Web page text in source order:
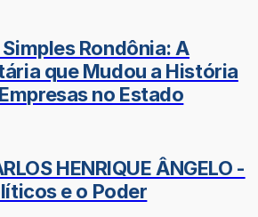
Rondônia: A
que Mudou a História
no Estado
HENRIQUE ÂNGELO -
e o Poder